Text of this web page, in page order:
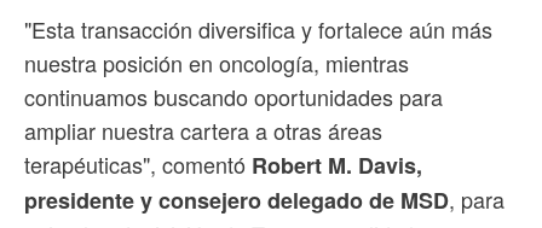
"Esta transacción diversifica y fortalece aún más
nuestra posición en oncología, mientras
continuamos buscando oportunidades para
ampliar nuestra cartera a otras áreas
terapéuticas", comentó Robert M. Davis,
presidente y consejero delegado de MSD, para